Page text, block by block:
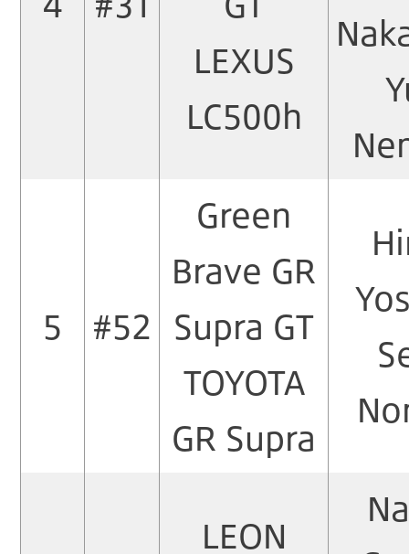
LEXUS
LC500h
5 #52
Green
Brave GR
Supra GT
TOYOTA
GR Supra
LEON